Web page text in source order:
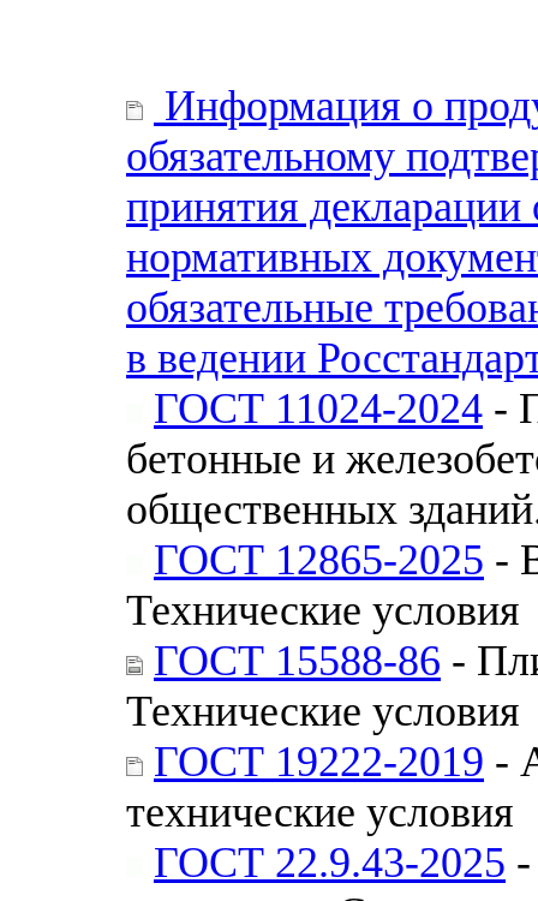
Информация о
обязательному
принятия декларации
нормативных
обязательные
в ведении
ГОСТ 11024-2024 -
бетонные и
общественных
ГОСТ 12865-2025 -
Технические условия
ГОСТ 15588-86 -
Технические условия
ГОСТ 19222-2019 -
технические условия
ГОСТ 22.9.43-2025